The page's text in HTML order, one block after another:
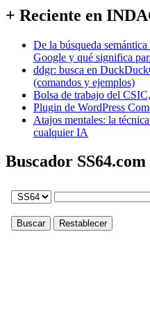
+ Reciente en
De la búsqueda
Google y qué significa
ddgr: busca en
(comandos y ejemplos)
Bolsa de trabajo del
Plugin de WordPress
Atajos mentales: la
cualquier IA
Buscador SS64.com